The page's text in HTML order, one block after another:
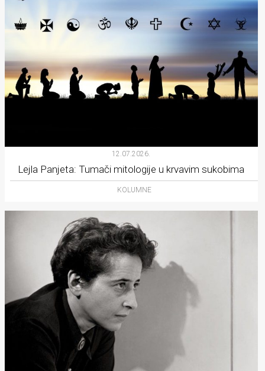
12.07.2026.
Lejla Panjeta: Tumači mitologije u krvavim sukobima
KOLUMNE